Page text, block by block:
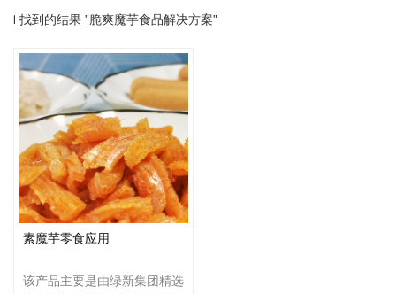
1 找到的结果 "脆爽魔芋食品解决方案"
素魔芋零食应用
该产品主要是由绿新集团精选